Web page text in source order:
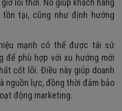
tại, cũng như định hướng
mạnh có thể được tái sử
để phù hợp với xu hướng mới
cốt lõi. Điều này giúp doanh
nguồn lực, đồng thời đảm bảo
động marketing.